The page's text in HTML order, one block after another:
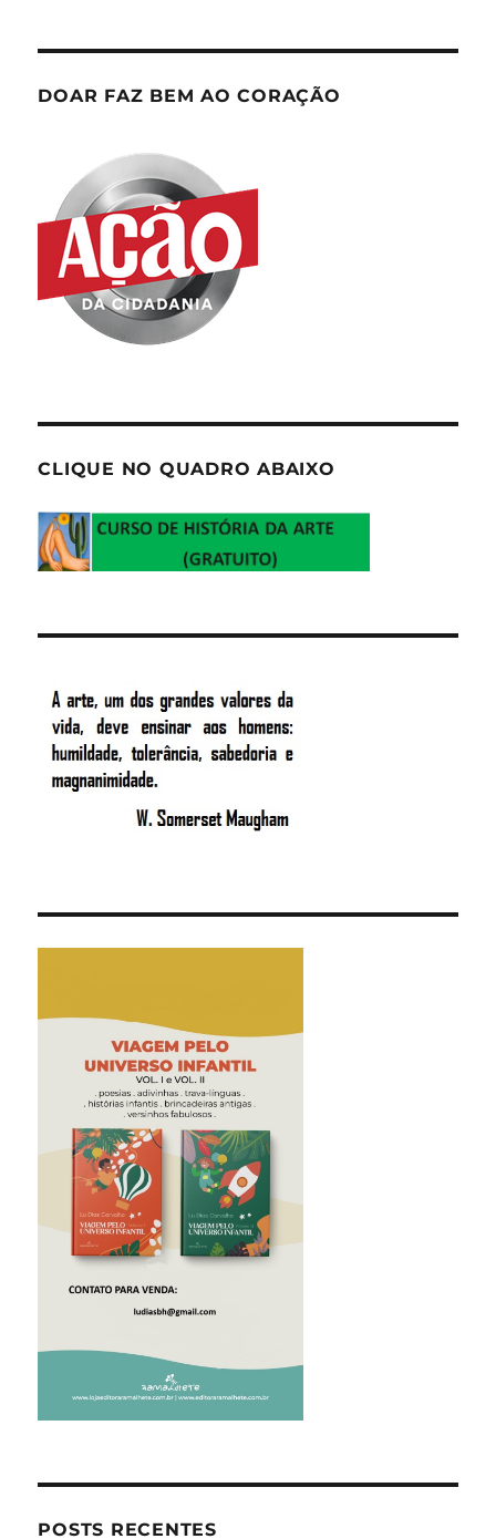
DOAR FAZ BEM AO CORAÇÃO
CLIQUE NO QUADRO ABAIXO
POSTS RECENTES